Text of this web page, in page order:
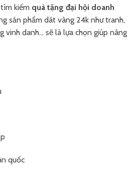
kiếm quà tặng đại hội doanh
sản phẩm dát vàng 24k như tranh,
vinh danh… sẽ là lựa chọn giúp nâng
quốc